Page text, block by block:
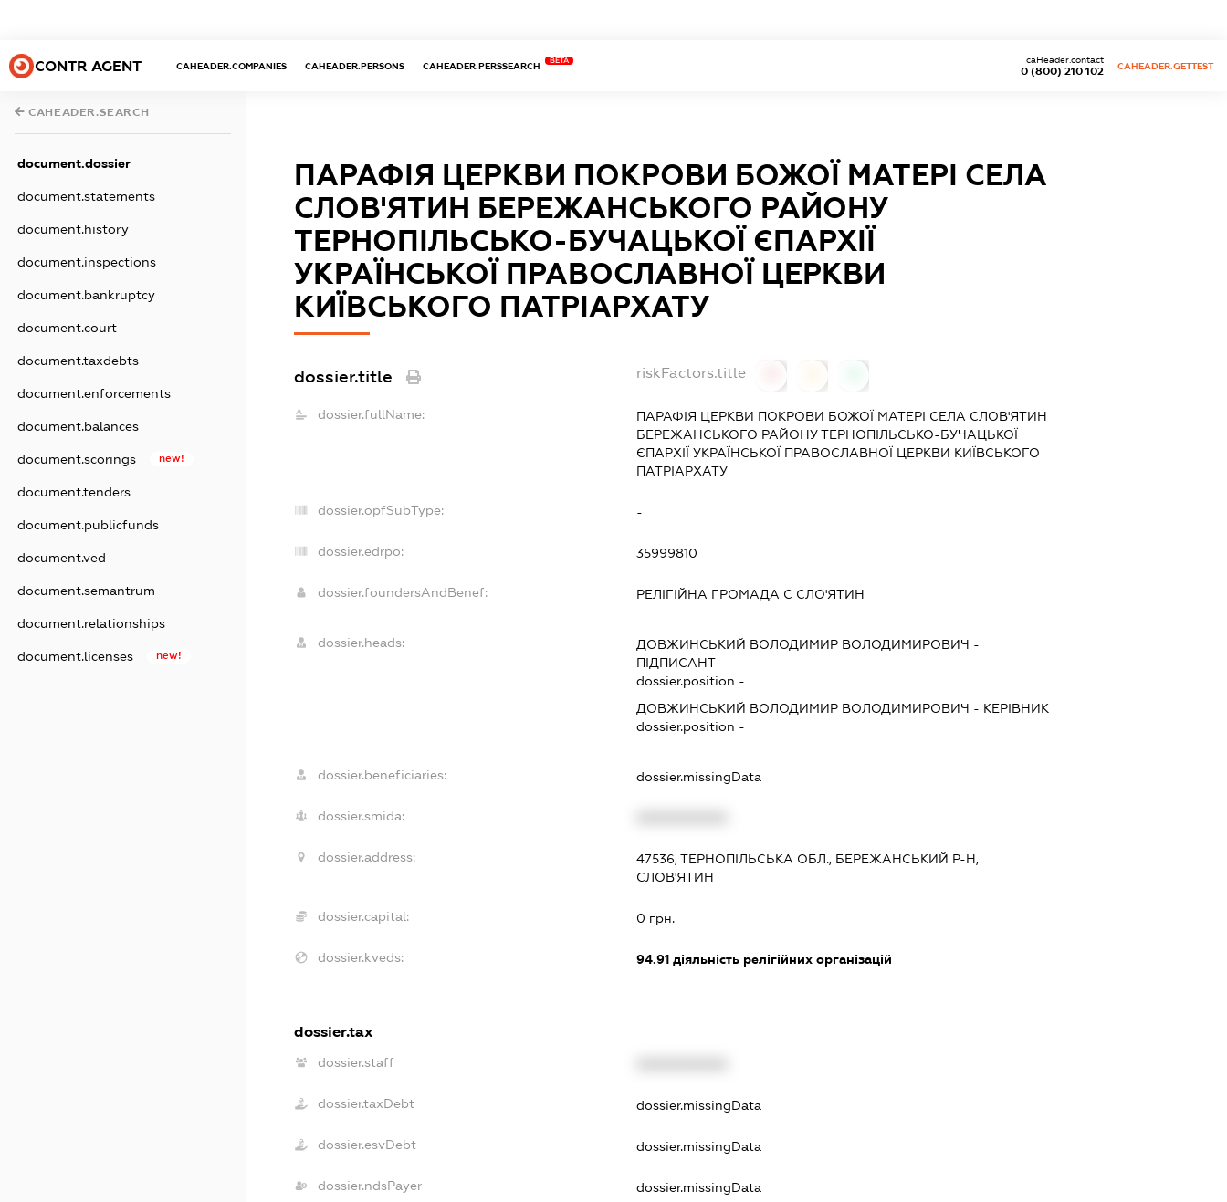
CONTR AGENT CAHEADER.COMPANIES CAHEADER.PERSONS CAHEADER.PERSSEARCH
BETA
0 (800) 210 102
caHeader.contact
CAHEADER.GETTEST
CAHEADER.SEARCH
document.dossier
document.statements
document.history
document.inspections
document.bankruptcy
document.court
document.taxdebts
document.enforcements
document.balances
document.scorings new!
document.tenders
document.publicfunds
document.ved
document.semantrum
document.relationships
document.licenses new!
ПАРАФІЯ ЦЕРКВИ ПОКРОВИ БОЖОЇ МАТЕРІ СЕЛА
СЛОВ'ЯТИН БЕРЕЖАНСЬКОГО РАЙОНУ
ТЕРНОПІЛЬСЬКО-БУЧАЦЬКОЇ ЄПАРХІЇ
УКРАЇНСЬКОЇ ПРАВОСЛАВНОЇ ЦЕРКВИ
КИЇВСЬКОГО ПАТРІАРХАТУ
dossier.title riskFactors.title
dossier.fullName:
ПАРАФІЯ ЦЕРКВИ ПОКРОВИ БОЖОЇ МАТЕРІ СЕЛА СЛОВ'ЯТИН
БЕРЕЖАНСЬКОГО РАЙОНУ ТЕРНОПІЛЬСЬКО-БУЧАЦЬКОЇ
ЄПАРХІЇ УКРАЇНСЬКОЇ ПРАВОСЛАВНОЇ ЦЕРКВИ КИЇВСЬКОГО
ПАТРІАРХАТУ
dossier.opfSubType: -
dossier.edrpo: 35999810
dossier.foundersAndBenef: РЕЛІГІЙНА ГРОМАДА С СЛО'ЯТИН
dossier.heads: ДОВЖИНСЬКИЙ ВОЛОДИМИР ВОЛОДИМИРОВИЧ -
ПІДПИСАНТ
dossier.position -
ДОВЖИНСЬКИЙ ВОЛОДИМИР ВОЛОДИМИРОВИЧ - КЕРІВНИК
dossier.position -
dossier.beneficiaries: dossier.missingData
dossier.smida:
dossier.address:
47536, ТЕРНОПІЛЬСЬКА ОБЛ., БЕРЕЖАНСЬКИЙ Р-Н,
СЛОВ'ЯТИН
dossier.capital: 0 грн.
dossier.kveds: 94.91 діяльність релігійних організацій
dossier.tax
dossier.staff
dossier.taxDebt dossier.missingData
dossier.esvDebt dossier.missingData
dossier.ndsPayer dossier.missingData